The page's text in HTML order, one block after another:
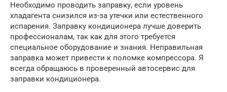
Необходимо проводить заправку, если уровень
хладагента снизился из-за утечки или естественного
испарения. Заправку кондиционера лучше доверить
профессионалам, так как для этого требуется
специальное оборудование и знания. Неправильная
заправка может привести к поломке компрессора. Я
всегда обращаюсь в проверенный автосервис для
заправки кондиционера.